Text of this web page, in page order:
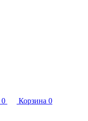
0 Корзина 0